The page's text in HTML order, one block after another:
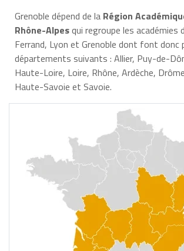
Grenoble dépend de la Région
Rhône-Alpesqui regroupe les académies
Ferrand, Lyon et Grenoble dont font donc
départements suivants : Allier, Puy-de-
Haute-Loire, Loire, Rhône, Ardèche,
Haute-Savoie et Savoie.